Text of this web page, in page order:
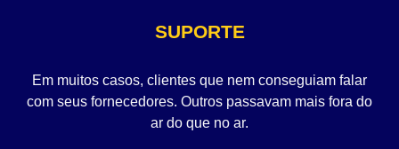
SUPORTE
Em muitos casos, clientes que nem conseguiam falar
com seus fornecedores. Outros passavam mais fora do
ar do que no ar.